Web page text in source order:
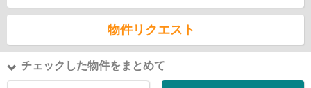
物件リクエスト
チェックした物件をまとめて